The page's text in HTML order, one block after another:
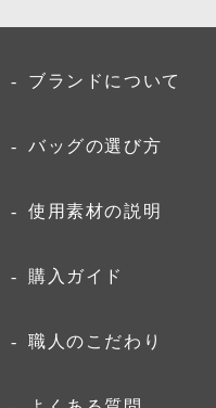
ブランドについて
バッグの選び方
使用素材の説明
購入ガイド
職人のこだわり